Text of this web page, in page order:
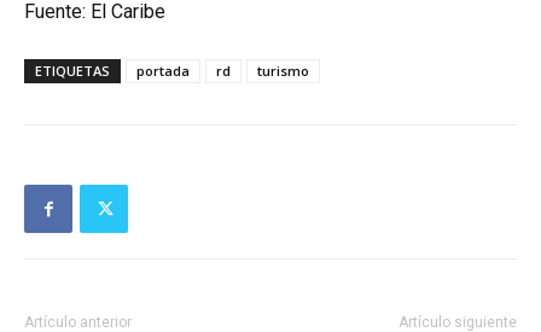
Fuente: El Caribe
ETIQUETAS portada rd turismo
Artículo anterior Artículo siguiente